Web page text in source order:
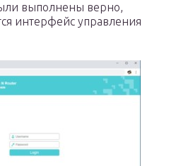
выполнены верно,
интерфейс управления